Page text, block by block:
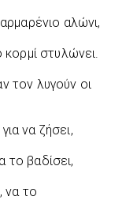
αλώνι,
κορμί στυλώνει.
τον λυγούν οι
να ζήσει,
το βαδίσει,
να το